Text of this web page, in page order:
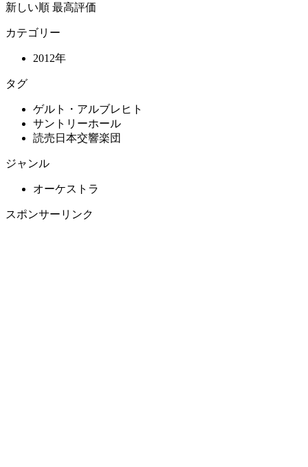
新しい順 最高評価
カテゴリー
2012年
タグ
ゲルト・アルブレヒト
サントリーホール
読売日本交響楽団
ジャンル
オーケストラ
スポンサーリンク